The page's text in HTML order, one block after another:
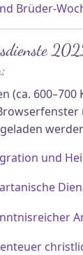
Brüder-
(ca.
und